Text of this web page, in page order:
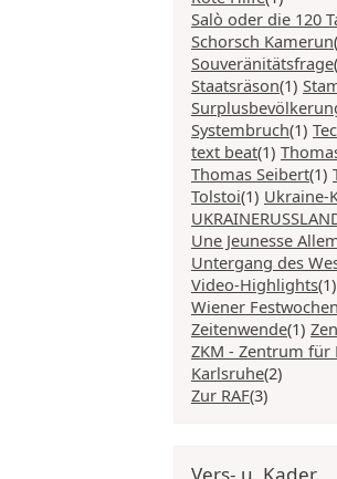
Salò oder die 120
Schorsch Kamerun
Souveränitätsfrage
Staatsräson(1)
Systembruch(1)
text beat(1)
Thomas Seibert(1)
Tolstoi(1) Ukraine-
Une Jeunesse
Untergang des
Video-Highlights(1)
Wiener Festwochen
Zeitenwende(1)
ZKM - Zentrum für
Karlsruhe(2)
Zur RAF(3)
Vers- u. Kader